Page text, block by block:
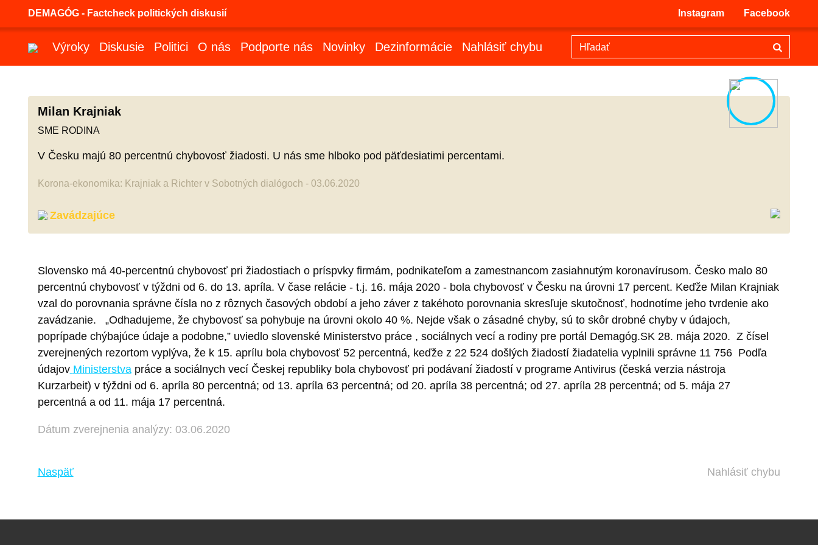
DEMAGÓG - Factcheck politických diskusií Instagram Facebook
Výroky Diskusie Politici O nás Podporte nás Novinky Dezinformácie Nahlásiť chybu
Milan Krajniak
SME RODINA
V Česku majú 80 percentnú chybovosť žiadosti. U nás sme hlboko pod päťdesiatimi percentami.
Korona-ekonomika: Krajniak a Richter v Sobotných dialógoch - 03.06.2020
Zavádzajúce
Slovensko má 40-percentnú chybovosť pri žiadostiach o príspvky firmám, podnikateľom a zamestnancom zasiahnutým koronavírusom. Česko malo 80
percentnú chybovosť v týždni od 6. do 13. apríla. V čase relácie - t.j. 16. mája 2020 - bola chybovosť v Česku na úrovni 17 percent. Keďže Milan Krajniak
vzal do porovnania správne čísla no z rôznych časových období a jeho záver z takéhoto porovnania skresľuje skutočnosť, hodnotíme jeho tvrdenie ako
zavádzanie.
„Odhadujeme, že chybovosť sa pohybuje na úrovni okolo 40 %. Nejde však o zásadné chyby, sú to skôr drobné chyby v údajoch,
poprípade chýbajúce údaje a podobne,” uviedlo slovenské Ministerstvo práce , sociálnych vecí a rodiny pre portál Demagóg.SK 28. mája 2020. Z čísel
zverejnených rezortom vyplýva, že k 15. aprílu bola chybovosť 52 percentná, keďže z 22 524 došlých žiadostí žiadatelia vyplnili správne 11 756 Podľa
údajov Ministerstvapráce a sociálnych vecí Českej republiky bola chybovosť pri podávaní žiadostí v programe Antivirus (česká verzia nástroja
Kurzarbeit) v týždni od 6. apríla 80 percentná; od 13. apríla 63 percentná; od 20. apríla 38 percentná; od 27. apríla 28 percentná; od 5. mája 27
percentná a od 11. mája 17 percentná.
Dátum zverejnenia analýzy: 03.06.2020
Naspäť Nahlásiť chybu